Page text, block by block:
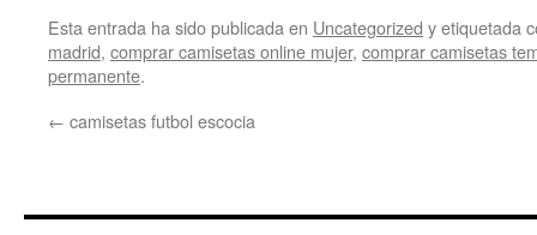
Esta entrada ha sido publicada en Uncategorized y etiquetada
madrid, comprar camisetas online mujer, comprar camisetas
permanente.
← camisetas futbol escocia